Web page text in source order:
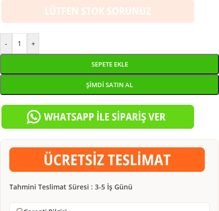
- +
SEPETE EKLE
ŞIMDI SATIN AL
Tahmini Teslimat Süresi : 3-5 İş Günü